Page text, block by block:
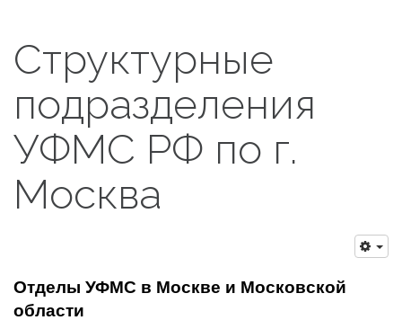
Структурные
подразделения
УФМС РФ по г.
Москва
Отделы УФМС в Москве и Московской
области